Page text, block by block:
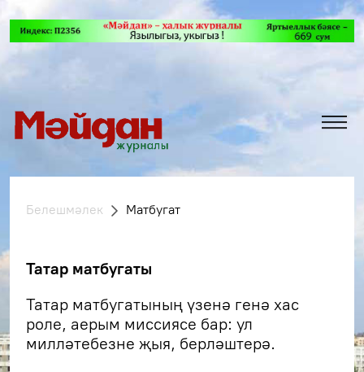
Белешмәлек Матбугат
Татар матбугаты
Татар матбугатының үзенә генә хас
роле, аерым миссиясе бар: ул
милләтебезне җыя, берләштерә.